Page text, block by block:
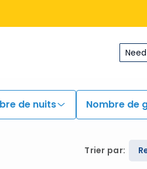
de nuits Nombre de
Trier par: